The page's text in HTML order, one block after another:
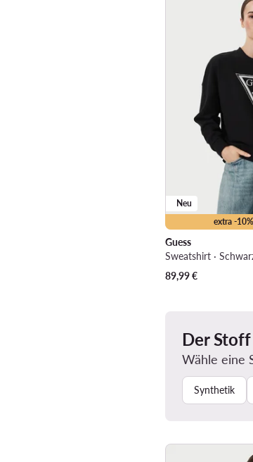
extra -
Neu
Guess
Sweatshirt ·
89,99€
Der
Wähle eine
Synthetik